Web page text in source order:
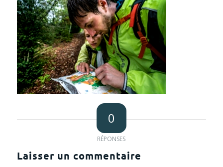
0
RÉPONSES
Laisser un commentaire